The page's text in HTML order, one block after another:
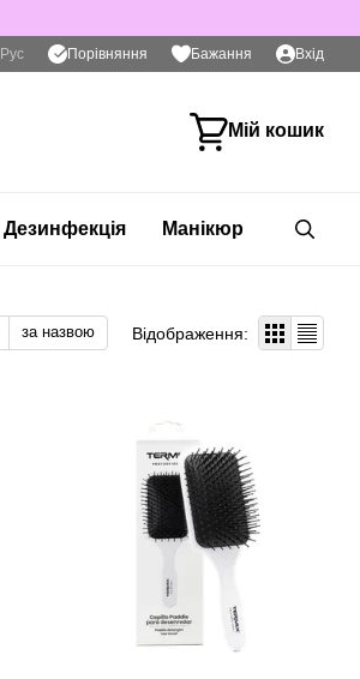
Рус Порівняння Бажання Вхід
Мій кошик
Дезинфекція Манікюр
за назвою Відображення: